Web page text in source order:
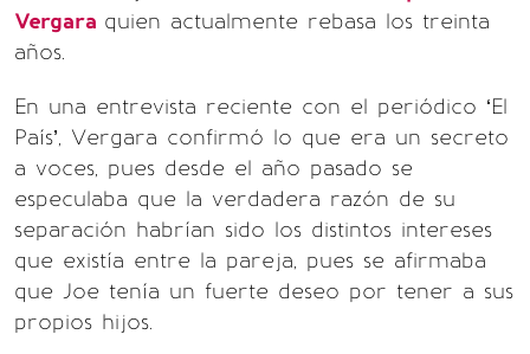
Vergara quien actualmente rebasa los treinta
años.
En una entrevista reciente con el periódico ‘El
País’, Vergara confirmó lo que era un secreto
a voces, pues desde el año pasado se
especulaba que la verdadera razón de su
separación habrían sido los distintos intereses
que existía entre la pareja, pues se afirmaba
que Joe tenía un fuerte deseo por tener a sus
propios hijos.